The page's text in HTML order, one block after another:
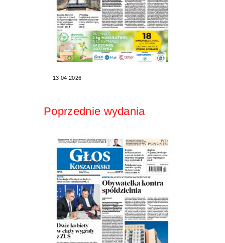
13.04.2026
Poprzednie wydania